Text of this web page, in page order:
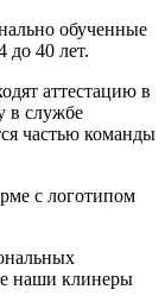
обученные
до 40 лет.
аттестацию в
в службе
частью команды
с логотипом
наши клинеры